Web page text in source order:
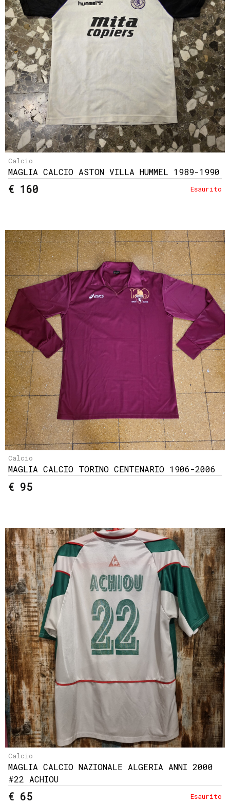
resi
Metodi
di
pagamento
Privacy
Policy
Il
mio
account
Calcio
MAGLIA CALCIO ASTON VILLA HUMMEL 1989-1990
€ 160 Esaurito
Calcio
MAGLIA CALCIO TORINO CENTENARIO 1906-2006
€ 95
Calcio
MAGLIA CALCIO NAZIONALE ALGERIA ANNI 2000
#22 ACHIOU
€ 65 Esaurito